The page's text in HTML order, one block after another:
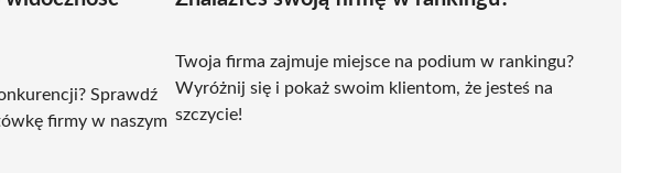
Sprawdź
firmy w naszym
Twoja firma zajmuje miejsce na podium w rankingu?
Wyróżnij się i pokaż swoim klientom, że jesteś na
szczycie!